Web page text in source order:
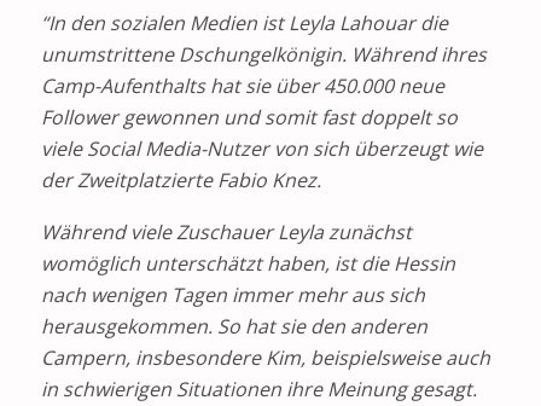
“In den sozialen Medien ist Leyla Lahouar die
unumstrittene Dschungelkönigin. Während ihres
Camp-Aufenthalts hat sie über450.000neue
Follower gewonnen und somit fast doppelt so
viele Social Media-Nutzer von sich überzeugt wie
derZweitplatzierte Fabio Knez.
Während viele Zuschauer Leyla zunächst
womöglich unterschätzt haben, ist die Hessin
nach wenigen Tagen immer mehr aus sich
herausgekommen. So hat sie den anderen
Campern, insbesondere Kim, beispielsweise auch
in schwierigen Situationen ihre Meinung gesagt.